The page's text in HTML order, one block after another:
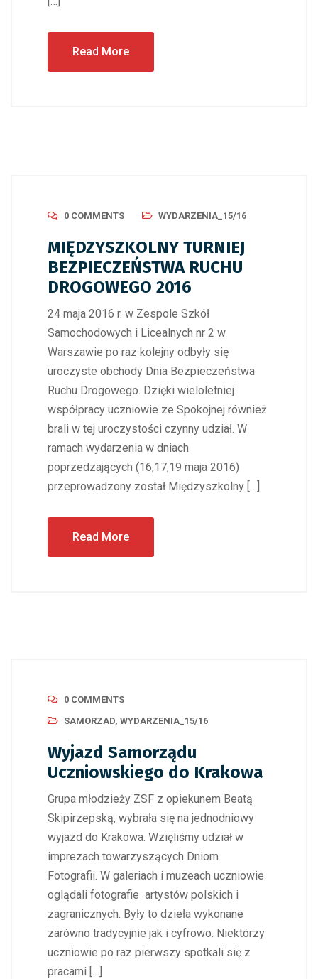
Read More
0 COMMENTS WYDARZENIA_15/16
MIĘDZYSZKOLNY TURNIEJ
BEZPIECZEŃSTWA RUCHU
DROGOWEGO 2016
24 maja 2016 r. w Zespole Szkół
Samochodowych i Licealnych nr 2 w
Warszawie po raz kolejny odbyły się
uroczyste obchody Dnia Bezpieczeństwa
Ruchu Drogowego. Dzięki wieloletniej
współpracy uczniowie ze Spokojnej również
brali w tej uroczystości czynny udział. W
ramach wydarzenia w dniach
poprzedzających (16,17,19 maja 2016)
przeprowadzony został Międzyszkolny […]
Read More
0 COMMENTS
SAMORZAD, WYDARZENIA_15/16
Wyjazd Samorządu
Uczniowskiego do Krakowa
Grupa młodzieży ZSF z opiekunem Beatą
Skipirzepską, wybrała się na jednodniowy
wyjazd do Krakowa. Wzięliśmy udział w
imprezach towarzyszących Dniom
Fotografii. W galeriach i muzeach uczniowie
oglądali fotografie artystów polskich i
zagranicznych. Były to dzieła wykonane
zarówno tradycyjnie jak i cyfrowo. Niektórzy
uczniowie po raz pierwszy spotkali się z
pracami […]